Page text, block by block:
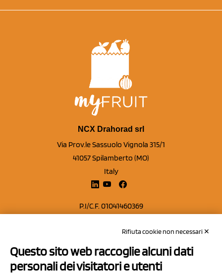
NCX Drahorad srl
Via Prov.le Sassuolo Vignola 315/1
41057 Spilamberto (MO)
Italy
P.I/C.F. 01041460369
Capitale sociale Euro 50.000,00 i.v.
Contatti
Rifiuta cookie non necessari ✕
Questo sito web raccoglie alcuni dati
personali dei visitatori e utenti